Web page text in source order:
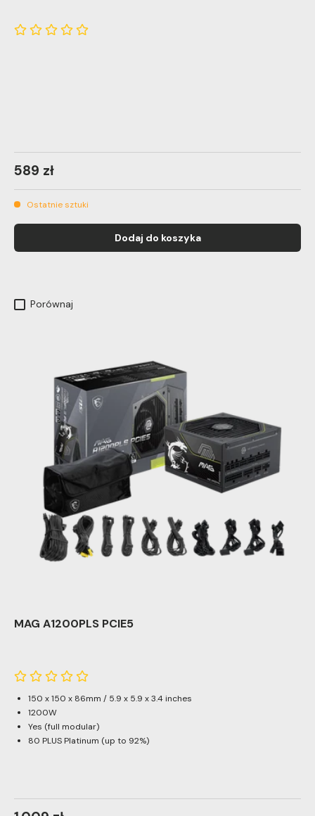
589 zł
Ostatnie sztuki
Dodaj do koszyka
Porównaj
MAG A1200PLS PCIE5
150 x 150 x 86mm / 5.9 x 5.9 x 3.4 inches
1200W
Yes (full modular)
80 PLUS Platinum (up to 92%)